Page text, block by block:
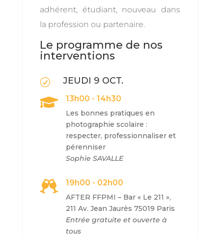
adhérent, étudiant, nouveau dans
la profession ou partenaire.
Le programme de nos
interventions
R JEUDI 9 OCT.
 13h00 - 14h30
Les bonnes pratiques en
photographie scolaire :
respecter, professionnaliser et
pérenniser
Sophie SAVALLE
 19h00 - 02h00
AFTER FFPMI – Bar « Le 211 »,
211 Av. Jean Jaurès 75019 Paris
Entrée gratuite et ouverte à
tous